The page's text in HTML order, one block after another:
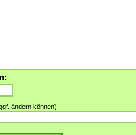
ändern können)